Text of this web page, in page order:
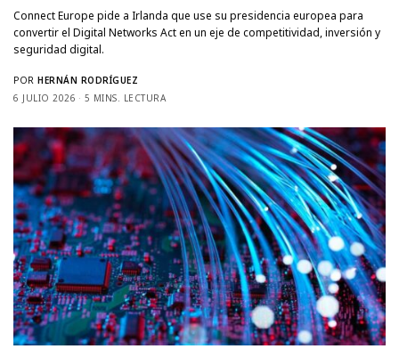
Connect Europe pide a Irlanda que use su presidencia europea para
convertir el Digital Networks Act en un eje de competitividad, inversión y
seguridad digital.
POR HERNÁN RODRÍGUEZ
6 JULIO 2026
5 MINS. LECTURA